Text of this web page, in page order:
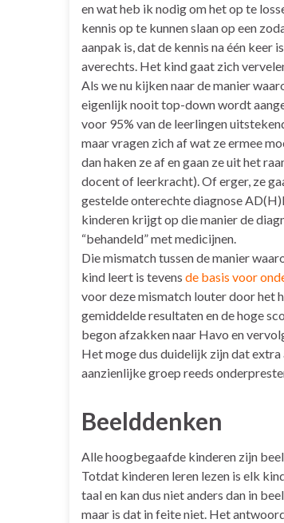
en wat heb ik nodig om het op te
kennis op te kunnen slaan op een
aanpak is, dat de kennis na één
averechts. Het kind gaat zich
Als we nu kijken naar de manier
eigenlijk nooit top-down wordt
voor 95% van de leerlingen
maar vragen zich af wat ze ermee
dan haken ze af en gaan ze uit het
docent of leerkracht). Of erger, ze
gestelde onterechte diagnose
kinderen krijgt op die manier de
“behandeld” met medicijnen.
Die mismatch tussen de manier
kind leert is tevens de basis voor
voor deze mismatch louter door het
gemiddelde resultaten en de hoge
begon afzakken naar Havo en
Het moge dus duidelijk zijn dat
aanzienlijke groep reeds
Beelddenken
Alle hoogbegaafde kinderen zijn
Totdat kinderen leren lezen is elk
taal en kan dus niet anders dan in
maar is dat in feite niet. Het